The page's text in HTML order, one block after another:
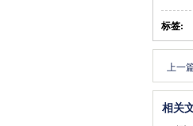
标签:
上一
相关